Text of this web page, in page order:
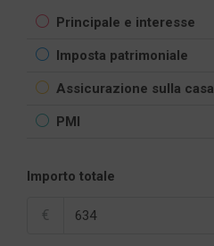
Principale e interesse
Imposta patrimoniale
Assicurazione sulla casa
PMI
Importo totale
€